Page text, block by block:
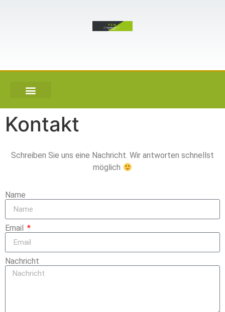
Kontakt
Schreiben Sie uns eine Nachricht. Wir antworten schnellst
möglich
Name
Email
Nachricht